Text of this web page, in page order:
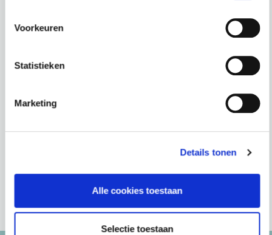
Voorkeuren
Statistieken
Marketing
Details tonen
Alle cookies toestaan
Selectie toestaan
Privacyrecht Advocaten